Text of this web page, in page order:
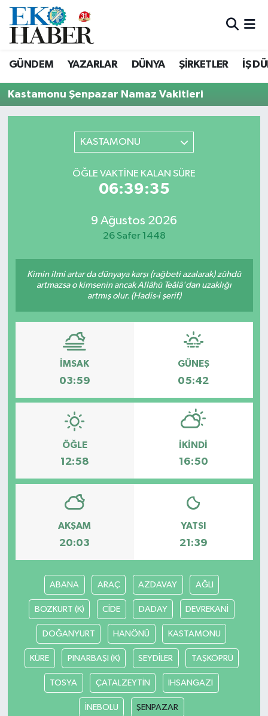
GÜNDEM YAZARLAR DÜNYA ŞİRKETLER İŞ
Kastamonu Şenpazar Namaz Vakitleri
KASTAMONU
ÖĞLE VAKTINE KALAN SÜRE
06:39:35
9 Ağustos 2026
26 Safer 1448
Kimin ilmi artar da dünyaya karşı (rağbeti azalarak) zühdü
artmazsa o kimsenin ancak Allâhü Teâlâ'dan uzaklığı
artmış olur. (Hadis-i şerif)
İMSAK
03:59
GÜNEŞ
05:42
ÖĞLE
12:58
İKINDI
16:50
AKŞAM
20:03
YATSI
21:39
ABANA ARAÇ AZDAVAY AĞLI
BOZKURT (K) CİDE DADAY DEVREKANİ
DOĞANYURT HANÖNÜ KASTAMONU
KÜRE PINARBAŞI (K) SEYDİLER TAŞKÖPRÜ
TOSYA ÇATALZEYTİN İHSANGAZİ
İNEBOLU ŞENPAZAR
Hava Durumu
Süper Lig Puan Durumu ve Fikstür
Tüm Manşetler
Son Dakika Haberleri